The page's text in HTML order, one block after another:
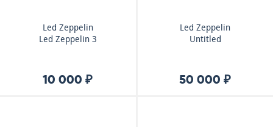
Led Zeppelin
Led Zeppelin 3
10 000 ₽
Led Zeppelin
Untitled
50 000 ₽